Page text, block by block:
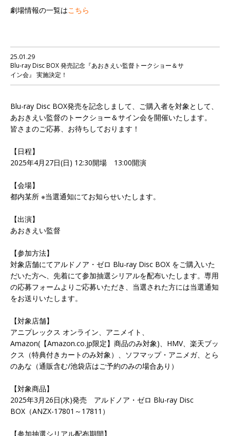
劇場情報の一覧はこちら
25.01.29
Blu-ray Disc BOX 発売記念『あおきえい監督トークショー＆サ
イン会』 実施決定！
Blu-ray Disc BOX発売を記念しまして、ご購入者を対象として、
あおきえい監督のトークショー＆サイン会を開催いたします。
皆さまのご応募、お待ちしております！
【日程】
2025年4月27日(日) 12:30開場 13:00開演
【会場】
都内某所 ※当選通知にてお知らせいたします。
【出演】
あおきえい監督
【参加方法】
対象店舗にてアルドノア・ゼロ Blu-ray Disc BOX をご購入いた
だいた方へ、先着にて参加抽選シリアルを配布いたします。専用
の応募フォームよりご応募いただき、当選された方には当選通知
をお送りいたします。
【対象店舗】
アニプレックス オンライン、アニメイト、
Amazon(【Amazon.co.jp限定】商品のみ対象)、HMV、楽天ブッ
クス（特典付きカートのみ対象）、ソフマップ・アニメガ、とら
のあな（通販含む/池袋店はご予約のみの場合あり）
【対象商品】
2025年3月26日(水)発売 アルドノア・ゼロ Blu-ray Disc
BOX（ANZX-17801～17811）
【参加抽選シリアル配布期間】